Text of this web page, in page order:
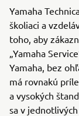
Yamaha
školiaci a
toho, aby
„Yamaha
Yamaha, bez
má rovnakú
a vysokých
sa v